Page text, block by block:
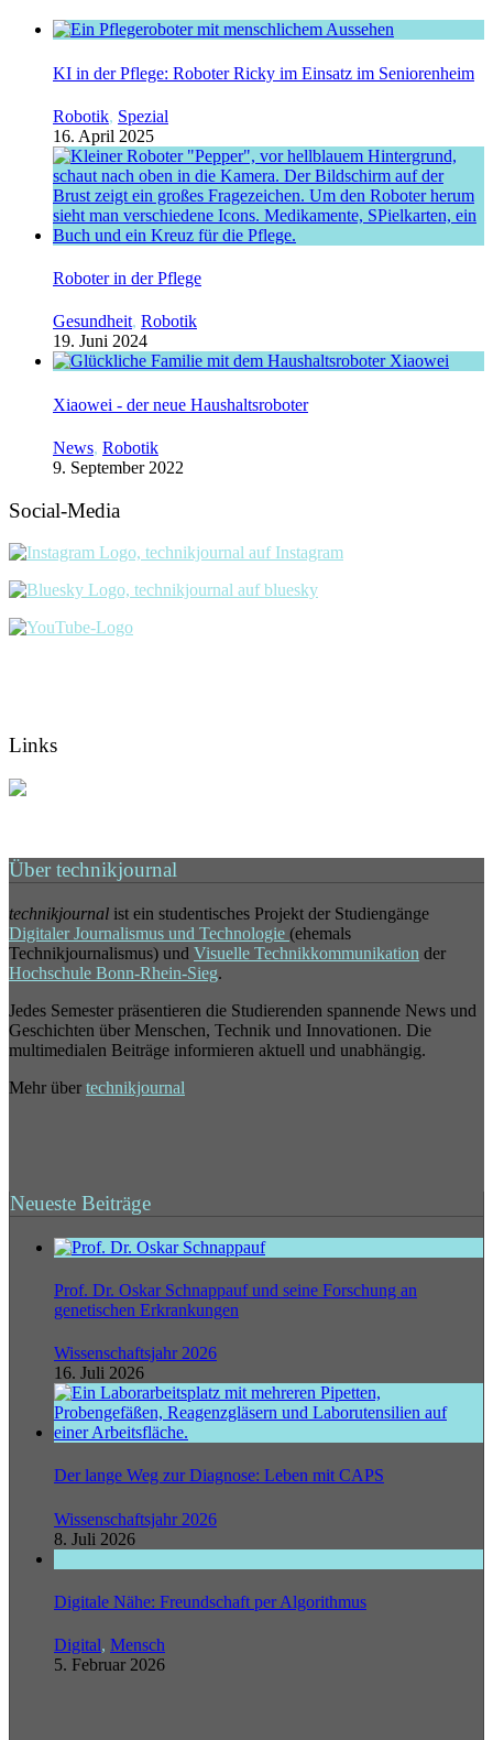
KI in der Pflege: Roboter Ricky im Einsatz im Seniorenheim
Robotik, Spezial
16. April 2025
Roboter in der Pflege
Gesundheit, Robotik
19. Juni 2024
Xiaowei - der neue Haushaltsroboter
News, Robotik
9. September 2022
Social-Media
Links
Über technikjournal
technikjournal ist ein studentisches Projekt der Studiengänge
Digitaler Journalismus und Technologie (ehemals
Technikjournalismus) und Visuelle Technikkommunikation der
Hochschule Bonn-Rhein-Sieg.
Jedes Semester präsentieren die Studierenden spannende News und
Geschichten über Menschen, Technik und Innovationen. Die
multimedialen Beiträge informieren aktuell und unabhängig.
Mehr über technikjournal
Neueste Beiträge
Prof. Dr. Oskar Schnappauf und seine Forschung an
genetischen Erkrankungen
Wissenschaftsjahr 2026
16. Juli 2026
Der lange Weg zur Diagnose: Leben mit CAPS
Wissenschaftsjahr 2026
8. Juli 2026
Digitale Nähe: Freundschaft per Algorithmus
Digital, Mensch
5. Februar 2026